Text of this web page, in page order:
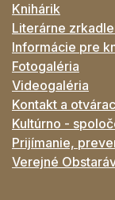
Knihárik
Literárne
Informácie pre
Fotogaléria
Videogaléria
Kontakt a
Kultúrno -
Prijímanie,
Verejné